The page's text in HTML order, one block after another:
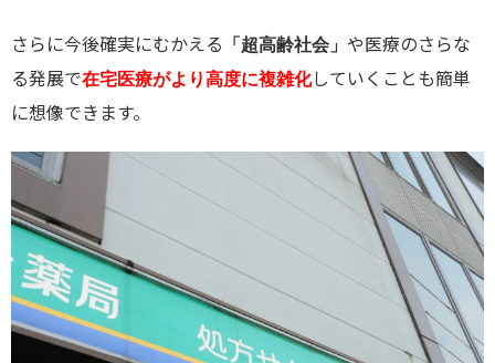
さらに今後確実にむかえる 「超高齢社会」 や医療のさらな
る発展で在宅医療がより高度に複雑化していくことも簡単
に想像できます。